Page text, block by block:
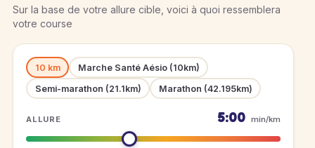
Sur la base de votre allure cible, voici à quoi ressemblera
votre course
10 km
Marche Santé Aésio (10km)
Semi-marathon (21.1km)
Marathon (42.195km)
ALLURE 5:00 min/km